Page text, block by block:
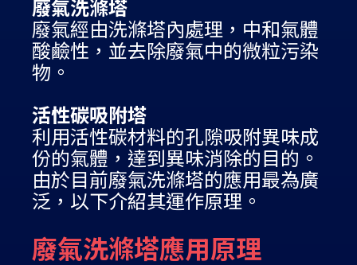
廢氣洗滌塔
廢氣經由洗滌塔內處理，中和氣體
酸鹼性，並去除廢氣中的微粒污染
物。
活性碳吸附塔
利用活性碳材料的孔隙吸附異味成
份的氣體，達到異味消除的目的。
由於目前廢氣洗滌塔的應用最為廣
泛，以下介紹其運作原理。
廢氣洗滌塔應用原理